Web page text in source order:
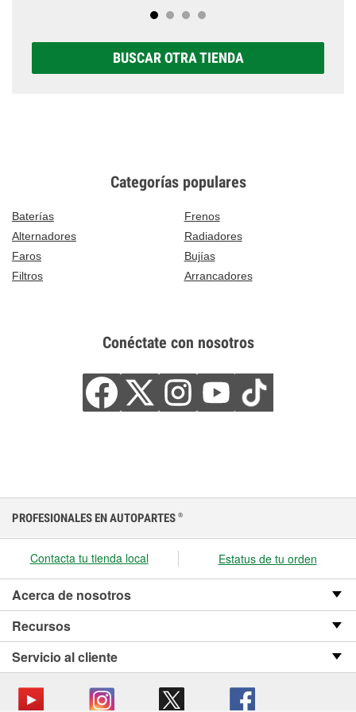
BUSCAR OTRA TIENDA
Categorías populares
Baterías
Frenos
Alternadores
Radiadores
Faros
Bujías
Filtros
Arrancadores
Conéctate con nosotros
PROFESIONALES EN AUTOPARTES ®
Contacta tu tienda local Estatus de tu orden
Acerca de nosotros
Recursos
Servicio al cliente